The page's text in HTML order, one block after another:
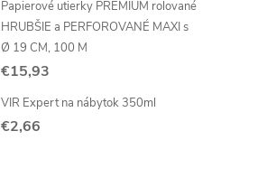
Papierové utierky PREMIUM rolované
HRUBŠIE a PERFOROVANÉ MAXI s
Ø 19 CM, 100 M
€15,93
VIR Expert na nábytok 350ml
€2,66